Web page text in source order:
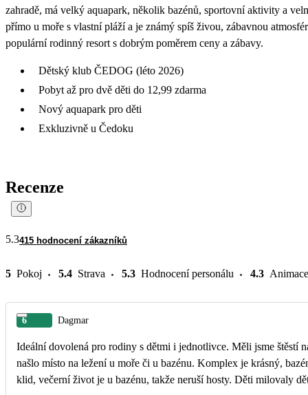
zahradě, má velký aquapark, několik bazénů, sportovní aktivity a
přímo u moře s vlastní pláží a je známý spíš živou, zábavnou
populární rodinný resort s dobrým poměrem ceny a zábavy.
Dětský klub ČEDOG (léto 2026)
Pobyt až pro dvě děti do 12,99 zdarma
Nový aquapark pro děti
Exkluzivně u Čedoku
Recenze
5.3415 hodnocení zákazníků
5 Pokoj 5.4 Strava 5.3 Hodnocení personálu 4.3 Animace
6 Dagmar
Ideální dovolená pro rodiny s dětmi i jednotlivce. Měli jsme štěstí
našlo místo na ležení u moře či u bazénu. Komplex je krásný,
klid, večerní život je u bazénu, takže neruší hosty. Děti milovaly